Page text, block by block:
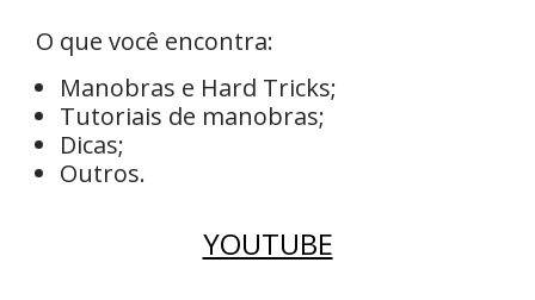
O que você encontra:
Manobras e Hard Tricks;
Tutoriais de manobras;
Dicas;
Outros.
YOUTUBE